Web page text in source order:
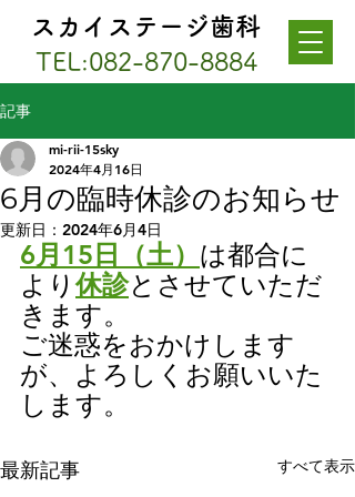
スカイステージ歯科
TEL:082-870-8884
記事
6月の臨時休診のお知らせ
mi-rii-15sky
2024年4月16日
更新日： 2024年6月4日
6月15日（土） は都合に
より休診とさせていただ
きます。
ご迷惑をおかけします
が、よろしくお願いいた
します。
最新記事 すべて表示